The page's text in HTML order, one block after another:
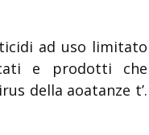
ad uso limitato
e prodotti che
della aoatanze t’.